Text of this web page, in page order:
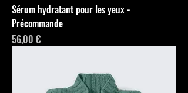
Sérum hydratant pour les yeux -
Précommande
Prix
56,00 €